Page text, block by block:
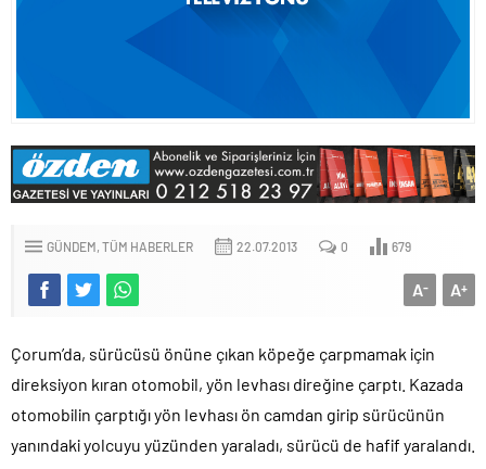
GÜNDEM TÜM HABERLER 22.07.2013 0 679
A+
A-
Çorum’da, sürücüsü önüne çıkan köpeğe çarpmamak için
direksiyon kıran otomobil, yön levhası direğine çarptı. Kazada
otomobilin çarptığı yön levhası ön camdan girip sürücünün
yanındaki yolcuyu yüzünden yaraladı, sürücü de hafif yaralandı.